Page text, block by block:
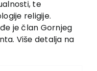
te
religije.
je član Gornjeg
Više detalja na